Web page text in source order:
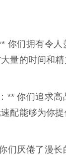
你们拥有令
量的时间和
** 你们追求
配能够为你
们厌倦了漫